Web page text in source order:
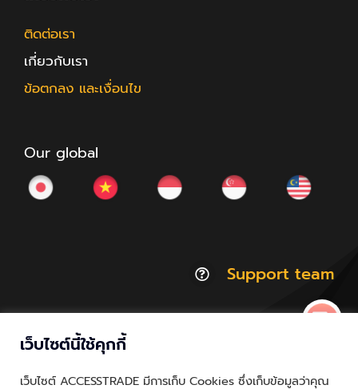
ติดต่อเรา
เกี่ยวกับเรา
ข้อตกลง และเงื่อนไข
Our global
Support team
Thailand.a | All Rights Reserved
เว็บไซต์นี้ใช้คุกกี้
เว็บไซต์ ACCESSTRADE มีการเก็บ Cookies ซึ่งเก็บข้อมูลว่าคุณ